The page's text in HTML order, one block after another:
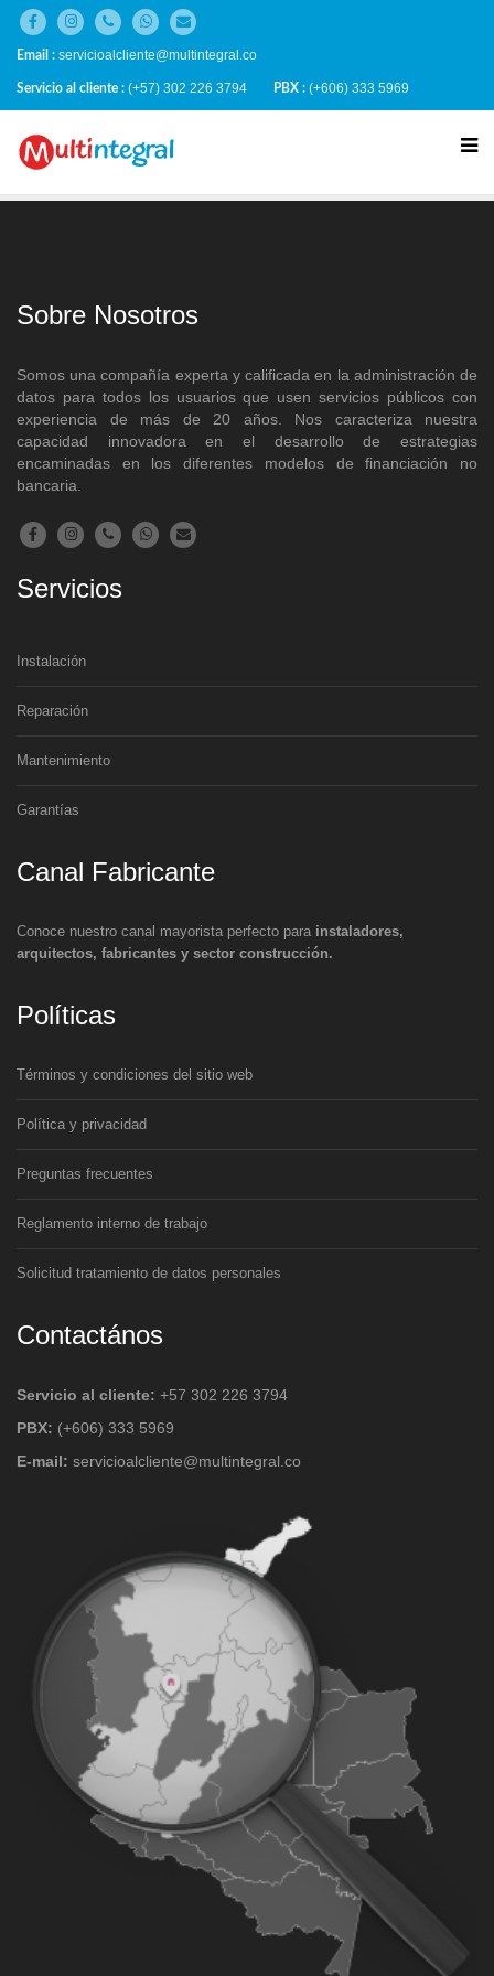
Email : servicioalcliente@multintegral.co
Servicio al cliente : (+57) 302 226 3794 PBX : (+606) 333 5969
Sobre Nosotros
Somos una compañía experta y calificada en la administración de
datos para todos los usuarios que usen servicios públicos con
experiencia de más de 20 años. Nos caracteriza nuestra
capacidad innovadora en el desarrollo de estrategias
encaminadas en los diferentes modelos de financiación no
bancaria.
Servicios
Instalación
Reparación
Mantenimiento
Garantías
Canal Fabricante
Conoce nuestro canal mayorista perfecto para instaladores,
arquitectos, fabricantes y sector construcción.
Políticas
Términos y condiciones del sitio web
Política y privacidad
Preguntas frecuentes
Reglamento interno de trabajo
Solicitud tratamiento de datos personales
Contactános
Servicio al cliente: +57 302 226 3794
PBX: (+606) 333 5969
E-mail: servicioalcliente@multintegral.co